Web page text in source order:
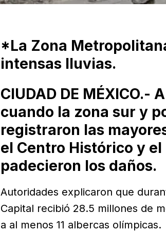
*La Zona
intensas lluvias.
CIUDAD DE MÉXICO.-
cuando la zona sur y
registraron las
el Centro Histórico y
padecieron los daños.
Autoridades explicaron que
Capital recibió 28.5 millones de
a al menos 11 albercas olímpicas.